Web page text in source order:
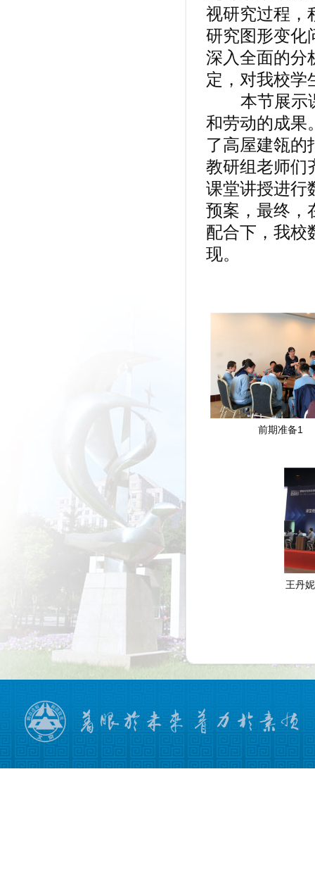
视研究过程，
研究图形变化
深入全面的分
定，对我校学
本节展示课
和劳动的成果
了高屋建瓴的
教研组老师们
课堂讲授进行
预案，最终，
配合下，我校
现。
前期准备1
王丹